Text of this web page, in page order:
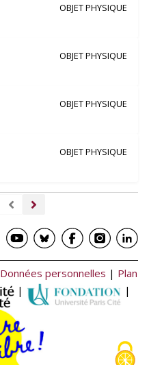
OBJET PHYSIQUE
OBJET PHYSIQUE
OBJET PHYSIQUE
OBJET PHYSIQUE
Données personnelles | Plan
| |